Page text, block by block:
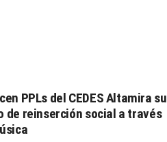
PPLs del CEDES Altamira su
de reinserción social a través